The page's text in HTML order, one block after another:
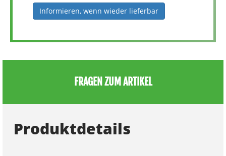
Informieren, wenn wieder lieferbar
FRAGEN ZUM ARTIKEL
Produktdetails